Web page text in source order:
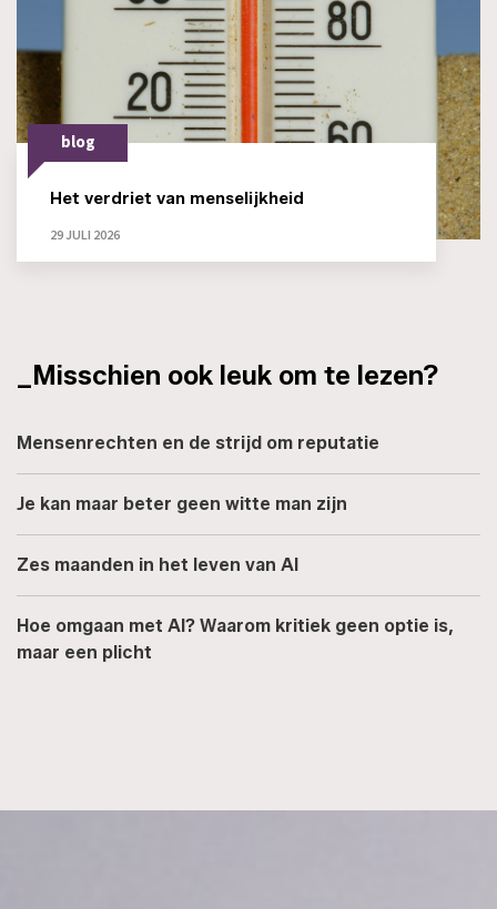
blog
Het verdriet van menselijkheid
29 JULI 2026
_Misschien ook leuk om te lezen?
Mensenrechten en de strijd om reputatie
Je kan maar beter geen witte man zijn
Zes maanden in het leven van AI
Hoe omgaan met AI? Waarom kritiek geen optie is,
maar een plicht